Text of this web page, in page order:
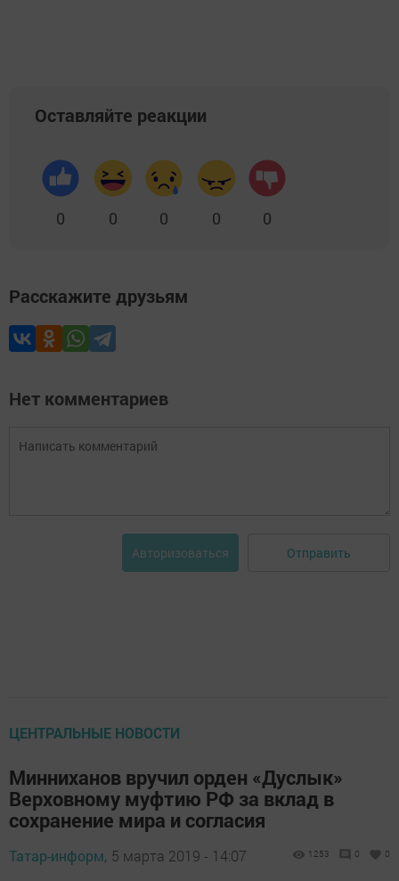
Оставляйте реакции
0 0 0 0 0
Расскажите друзьям
Нет комментариев
Авторизоваться Отправить
ЦЕНТРАЛЬНЫЕ НОВОСТИ
Минниханов вручил орден «Дуслык»
Верховному муфтию РФ за вклад в
сохранение мира и согласия
Татар-информ, 5 марта 2019 - 14:07 1253 0 0